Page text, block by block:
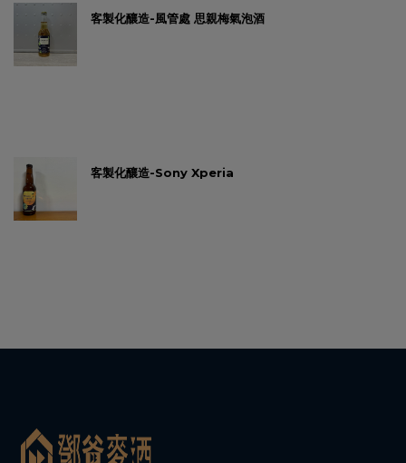
客製化釀造-風管處 思親梅氣泡酒
客製化釀造-Sony Xperia